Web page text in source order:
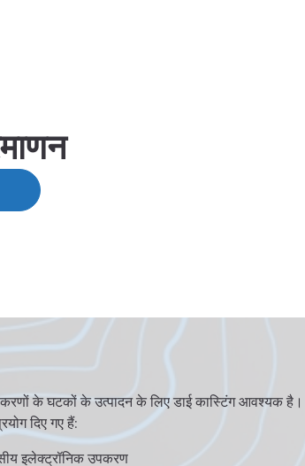
के घटकों के उत्पादन के लिए डाई कास्टिंग आवश्यक
दिए गए हैं:
इलेक्ट्रॉनिक उपकरण